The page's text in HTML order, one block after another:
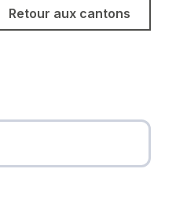
Retour aux cantons